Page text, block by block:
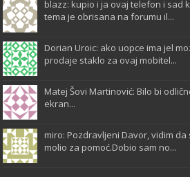
blazz: kupio i ja ovaj telefon i sad
tema je obrisana na forumu il...
Dorian Uroic: ako uopce ima jel
prodaje staklo za ovaj mobitel...
Matej Šovi Martinović: Bilo bi
ekran...
miro: Pozdravljeni Davor, vidim
molio za pomoć.Dobio sam no...